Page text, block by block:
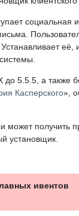
социальная
её,
5.5.5, а также
Касперского»,
получить
установщик.
ивентов